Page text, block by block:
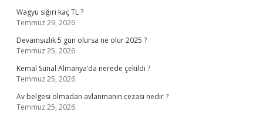
Wagyu sığırı kaç TL ?
Temmuz 29, 2026
Devamsızlık 5 gün olursa ne olur 2025 ?
Temmuz 25, 2026
Kemal Sunal Almanya’da nerede çekildi ?
Temmuz 25, 2026
Av belgesi olmadan avlanmanın cezası nedir ?
Temmuz 25, 2026